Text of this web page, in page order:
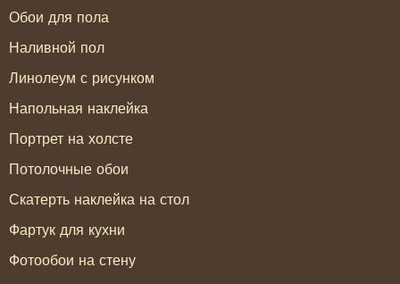
Обои для пола
Наливной пол
Линолеум с рисунком
Напольная наклейка
Портрет на холсте
Потолочные обои
Скатерть наклейка на стол
Фартук для кухни
Фотообои на стену